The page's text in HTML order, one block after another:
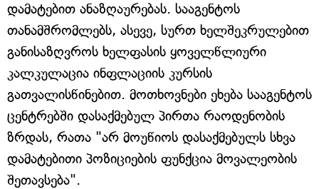
დამატებით ანაზღაურებას. სააგენტოს
თანამშრომლებს, ასევე, სურთ ხელშეკრულებით
განისაზღვროს ხელფასის ყოველწლიური
კალკულაცია ინფლაციის კურსის
გათვალისწინებით. მოთხოვნები ეხება სააგენტოს
ცენტრებში დასაქმებულ პირთა რაოდენობის
ზრდას, რათა "არ მოუწიოს დასაქმებულს სხვა
დამატებითი პოზიციების ფუნქცია მოვალეობის
შეთავსება".